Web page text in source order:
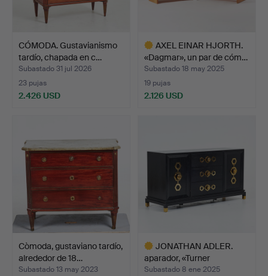
CÓMODA. Gustavianismo
tardío, chapada en c…
Subastado 31 jul 2026
23 pujas
2.426 USD
AXEL EINAR HJORTH.
«Dagmar», un par de cóm…
Subastado 18 may 2025
19 pujas
2.126 USD
Còmoda, gustaviano tardío,
alrededor de 18…
Subastado 13 may 2023
JONATHAN ADLER.
aparador, «Turner
Credenza…
Subastado 8 ene 2025